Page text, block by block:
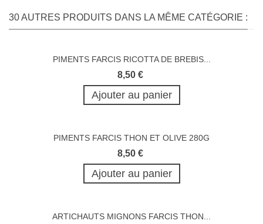
30 AUTRES PRODUITS DANS LA MÊME CATÉGORIE :
PIMENTS FARCIS RICOTTA DE BREBIS...
8,50 €
Ajouter au panier
PIMENTS FARCIS THON ET OLIVE 280G
8,50 €
Ajouter au panier
ARTICHAUTS MIGNONS FARCIS THON...